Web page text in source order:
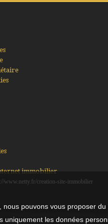
immobilier
pouvons vous proposer
les données